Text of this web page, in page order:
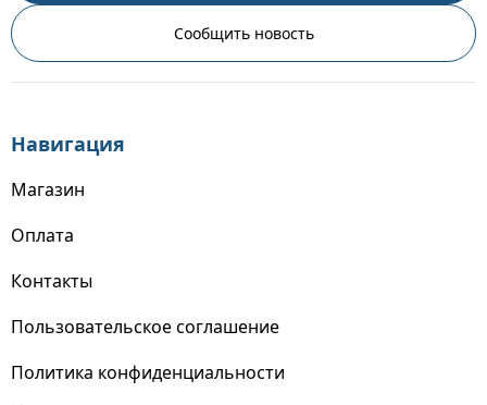
Сообщить новость
Навигация
Магазин
Оплата
Контакты
Пользовательское соглашение
Политика конфиденциальности